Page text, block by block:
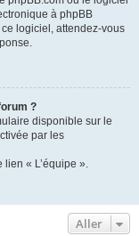
à phpBB
logiciel, attendez-vous
?
disponible sur le
par les
« L’équipe ».
Aller